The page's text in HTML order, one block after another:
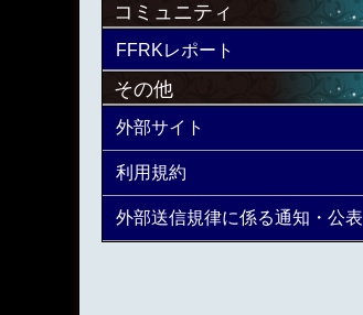
コミュニティ
FFRKレポート
その他
外部サイト
利用規約
外部送信規律に係る通知・公表